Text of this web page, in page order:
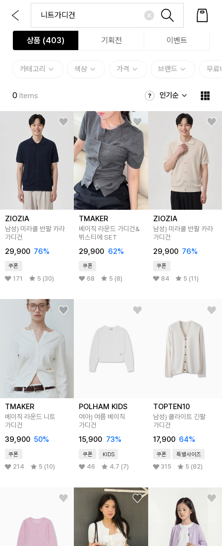
상품 (403) 기획전 이벤트
카테고리 색상 가격 브랜드 무료
0 Items 인기순
ZIOZIA
남성) 미라쿨 반팔 카라
가디건
29,900 76%
쿠폰
171 5 (30)
TMAKER
베이직 라운드 가디건&
뷔스티에 SET
29,900 62%
쿠폰
68 5 (8)
ZIOZIA
남성) 미라쿨 반팔 카라
가디건
29,900 76%
쿠폰
84 5 (11)
TMAKER
베이직 라운드 니트
가디건
39,900 50%
쿠폰
214 5 (10)
POLHAM KIDS
여아) 여름 베이직
가디건
15,900 73%
쿠폰 KIDS
46 4.7 (7)
TOPTEN10
남성) 쿨라이트 긴팔
가디건
17,900 64%
쿠폰 특별사이즈
315 5 (82)